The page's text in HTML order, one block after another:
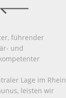
führender
und
Lage im Rhein
leisten wir